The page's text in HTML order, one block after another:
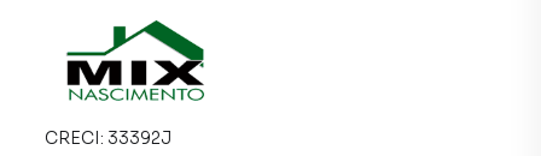
CRECI: 33392J